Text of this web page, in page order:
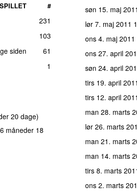
#
231
103
siden
61
1
20 dage)
måneder 18
søn 15. maj 2011
lør 7. maj 2011
ons 4. maj 2011
ons 27. april
søn 24. april
tirs 19. april 2011
tirs 12. april 2011
man 28. marts
lør 26. marts
man 21. marts
man 14. marts
tirs 8. marts
ons 2. marts